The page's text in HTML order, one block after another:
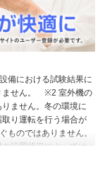
備における試験結果に
せん。
※2 室外機の
ません。冬の環境に
り運転を行う場合が
ものではありません。
設置状況によっては